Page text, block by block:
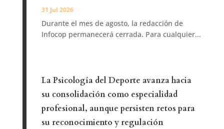
31 Jul 2026
Durante el mes de agosto, la redacción de
Infocop permanecerá cerrada. Para cualquier...
La Psicología del Deporte avanza hacia
su consolidación como especialidad
profesional, aunque persisten retos para
su reconocimiento y regulación